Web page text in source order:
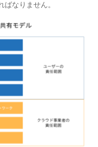
なりません。